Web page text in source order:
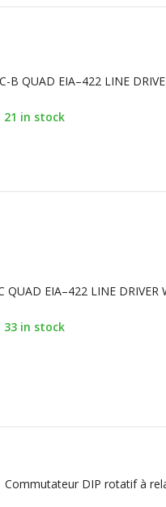
21 in stock
33 in stock